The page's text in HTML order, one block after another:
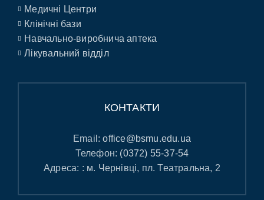
Медичні Центри
Клінічні бази
Навчально-виробнича аптека
Лікувальний відділ
КОНТАКТИ
Email:office@bsmu.edu.ua
Телефон: (0372) 55-37-54
Адреса: : м. Чернівці, пл. Театральна, 2